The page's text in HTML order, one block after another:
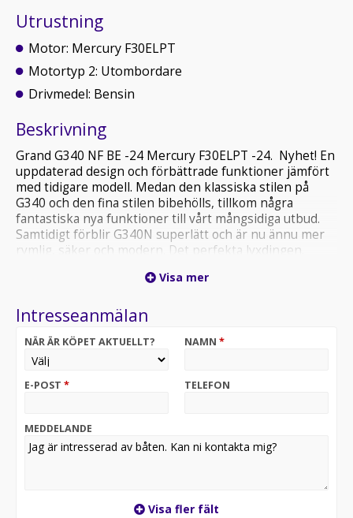
Utrustning
Motor: Mercury F30ELPT
Motortyp 2: Utombordare
Drivmedel: Bensin
Beskrivning
Grand G340 NF BE -24 Mercury F30ELPT -24. Nyhet! En
uppdaterad design och förbättrade funktioner jämfört
med tidigare modell. Medan den klassiska stilen på
G340 och den fina stilen bibehölls, tillkom några
fantastiska nya funktioner till vårt mångsidiga utbud.
Samtidigt förblir G340N superlätt och är nu ännu mer
rymlig, säker och modern. Det perfekta lyxdingen.
20 hk runt 200 kg. Vad är egentligen skillnaden mellan
främsta fördelarna med den nya G340 är följande: En
rattkonsol, instrumentbrädan kan nu ha upp till 7”
plotter installerad. Konsolen kan vara dubbel- eller
vindruta och mugghållare. En stor bogplattform med
RIB:ar i den här storleken. Båten har gott om plats i alla
stuv för att förvara utrustning och personliga saker.
Standardutrustning: Badplattformar integrerade i
ryggdyna, Dyna samt ryggdyna förarplats, Ellänspump
med nivåvakt, Fotpump, Huvudströmbrytare, Lanternor
Visa mer
Intresseanmälan
NÄR ÄR KÖPET AKTUELLT? NAMN *
E-POST * TELEFON
MEDDELANDE
Visa fler fält